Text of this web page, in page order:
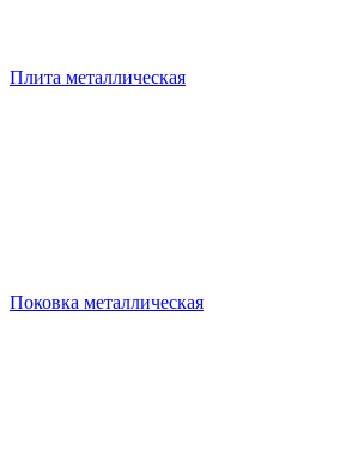
Плита металлическая
Поковка металлическая